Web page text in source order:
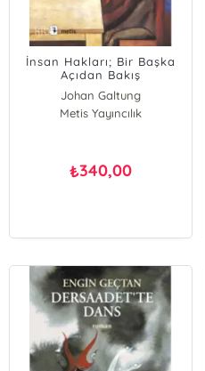
İnsan Hakları; Bir Başka
Açıdan Bakış
Johan Galtung
Metis Yayıncılık
₺340,00